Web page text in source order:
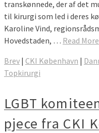
transkønnede, der af det
til kirurgi som led i deres
Karoline Vind,
Hovedstaden, … Read More
Brev | CKI København |
Topkirurgi
LGBT
pjece fra CKI